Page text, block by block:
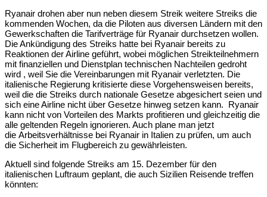
Ryanair drohen aber nun neben diesem Streik weitere Streiks die
kommenden Wochen, da die Piloten aus diversen Ländern mit den
Gewerkschaften die Tarifverträge für Ryanair durchsetzen wollen.
Die Ankündigung des Streiks hatte bei Ryanair bereits zu
Reaktionen der Airline geführt, wobei möglichen Streikteilnehmern
mit finanziellen und Dienstplan technischen Nachteilen gedroht
wird , weil Sie die Vereinbarungen mit Ryanair verletzten. Die
italienische Regierung kritisierte diese Vorgehensweisen bereits,
weil die die Streiks durch nationale Gesetze abgesichert seien und
sich eine Airline nicht über Gesetze hinweg setzen kann. Ryanair
kann nicht von Vorteilen des Markts profitieren und gleichzeitig die
alle geltenden Regeln ignorieren. Auch plane man jetzt
die Arbeitsverhältnisse bei Ryanair in Italien zu prüfen, um auch
die Sicherheit im Flugbereich zu gewährleisten.
Aktuell sind folgende Streiks am 15. Dezember für den
italienischen Luftraum geplant, die auch Sizilien Reisende treffen
könnten: